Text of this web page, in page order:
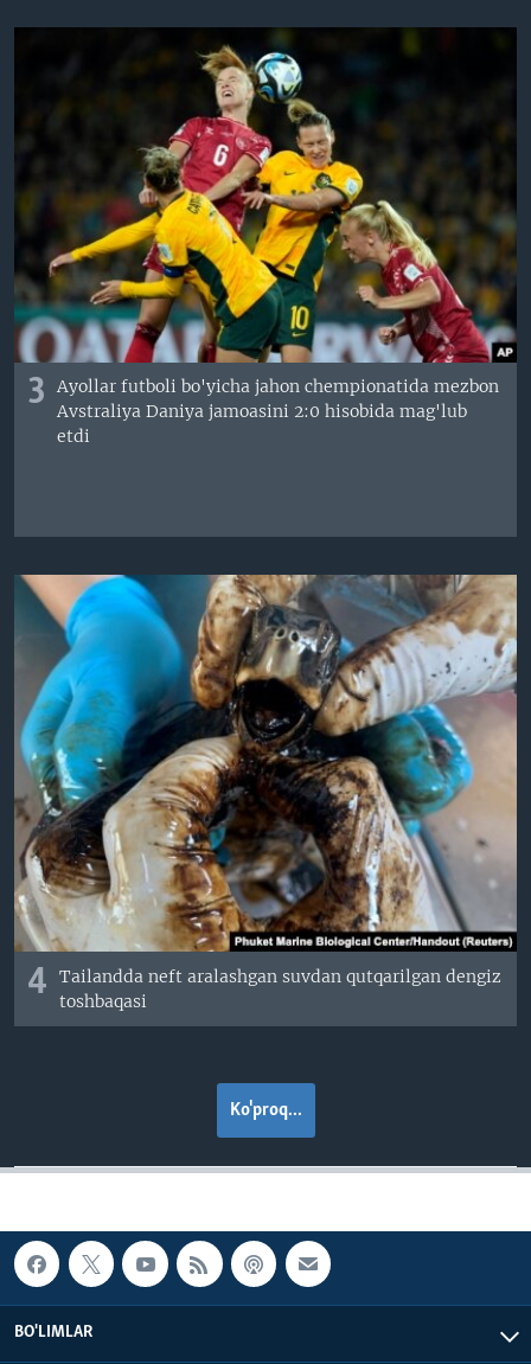
3
Ayollar futboli bo'yicha jahon chempionatida mezbon
Avstraliya Daniya jamoasini 2:0 hisobida mag'lub
etdi
4
Tailandda neft aralashgan suvdan qutqarilgan dengiz
toshbaqasi
Ko'proq...
BO'LIMLAR